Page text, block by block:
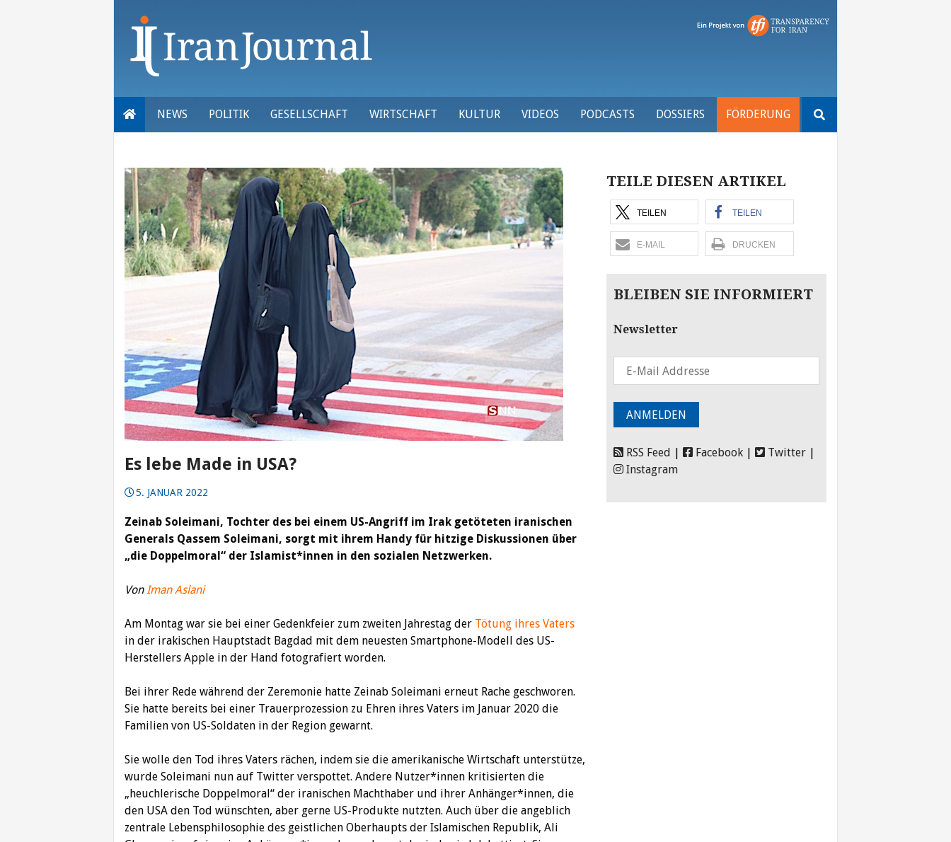
NEWS POLITIK GESELLSCHAFT WIRTSCHAFT KULTUR VIDEOS PODCASTS DOSSIERS FÖRDERUNG
nach:
Es lebe Made in USA?
5. JANUAR 2022
Zeinab Soleimani, Tochter des bei einem US-Angriff im Irak getöteten iranischen
Generals Qassem Soleimani, sorgt mit ihrem Handy für hitzige Diskussionen über
„die Doppelmoral“ der Islamist*innen in den sozialen Netzwerken.
VonIman Aslani
Am Montag war sie bei einer Gedenkfeier zum zweiten Jahrestag der Tötung ihres Vaters
in der irakischen Hauptstadt Bagdad mit dem neuesten Smartphone-Modell des US-
Herstellers Apple in der Hand fotografiert worden.
Bei ihrer Rede während der Zeremonie hatte Zeinab Soleimani erneut Rache geschworen.
Sie hatte bereits bei einer Trauerprozession zu Ehren ihres Vaters im Januar 2020 die
Familien von US-Soldaten in der Region gewarnt.
Sie wolle den Tod ihres Vaters rächen, indem sie die amerikanische Wirtschaft unterstütze,
wurde Soleimani nun auf Twitter verspottet. Andere Nutzer*innen kritisierten die
„heuchlerische Doppelmoral“ der iranischen Machthaber und ihrer Anhänger*innen, die
den USA den Tod wünschten, aber gerne US-Produkte nutzten. Auch über die angeblich
zentrale Lebensphilosophie des geistlichen Oberhaupts der Islamischen Republik, Ali
TEILE DIESEN ARTIKEL
TEILEN TEILEN
E-MAIL DRUCKEN
BLEIBEN SIE INFORMIERT
Newsletter
RSS Feed Facebook Twitter
Instagram